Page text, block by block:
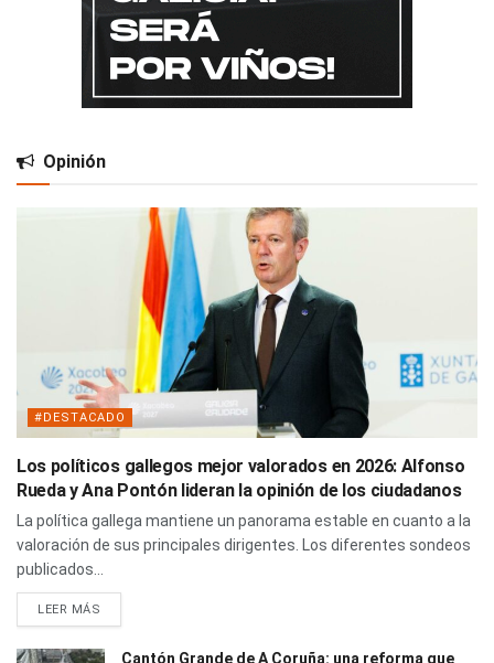
Opinión
#DESTACADO
Los políticos gallegos mejor valorados en 2026: Alfonso
Rueda y Ana Pontón lideran la opinión de los ciudadanos
La política gallega mantiene un panorama estable en cuanto a la
valoración de sus principales dirigentes. Los diferentes sondeos
publicados...
LEER MÁS
Cantón Grande de A Coruña: una reforma que